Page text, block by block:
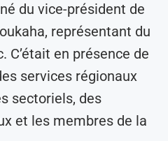
du vice-président de
représentant du
C’était en présence de
services régionaux
sectoriels, des
et les membres de la